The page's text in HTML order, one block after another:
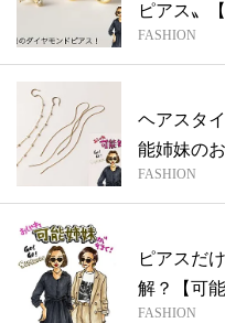
ピアス〟
FASHION
ヘアスタ
能姉妹の
FASHION
ピアスだ
解？【可
FASHION